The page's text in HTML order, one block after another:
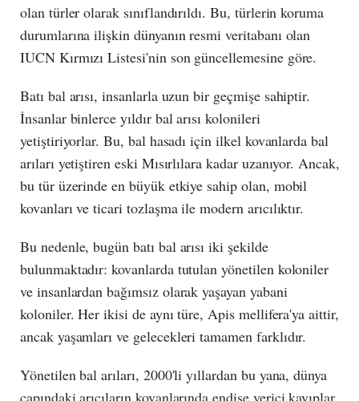
olan türler olarak sınıflandırıldı. Bu, türlerin koruma
durumlarına ilişkin dünyanın resmi veritabanı olan
IUCN Kırmızı Listesi'nin son güncellemesine göre.
Batı bal arısı, insanlarla uzun bir geçmişe sahiptir.
İnsanlar binlerce yıldır bal arısı kolonileri
yetiştiriyorlar. Bu, bal hasadı için ilkel kovanlarda bal
arıları yetiştiren eski Mısırlılara kadar uzanıyor. Ancak,
bu tür üzerinde en büyük etkiye sahip olan, mobil
kovanları ve ticari tozlaşma ile modern arıcılıktır.
Bu nedenle, bugün batı bal arısı iki şekilde
bulunmaktadır: kovanlarda tutulan yönetilen koloniler
ve insanlardan bağımsız olarak yaşayan yabani
koloniler. Her ikisi de aynı türe, Apis mellifera'ya aittir,
ancak yaşamları ve gelecekleri tamamen farklıdır.
Yönetilen bal arıları, 2000'li yıllardan bu yana, dünya
çapındaki arıcıların kovanlarında endişe verici kayıplar